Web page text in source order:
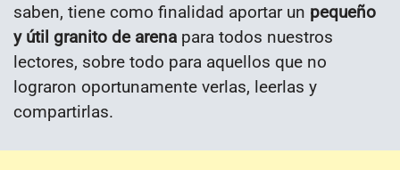
saben, tiene como finalidad aportar un pequeño
y útil granito de arena para todos nuestros
lectores, sobre todo para aquellos que no
lograron oportunamente verlas, leerlas y
compartirlas.